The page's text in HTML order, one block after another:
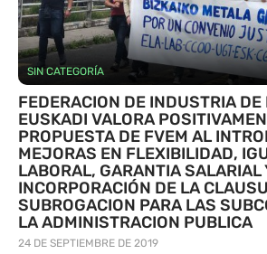
SIN CATEGORÍA
FEDERACION DE INDUSTRIA
EUSKADI VALORA
PROPUESTA DE FVEM AL
MEJORAS EN FLEXIBILIDAD,
LABORAL, GARANTIA SALARIAL
INCORPORACIÓN DE LA
SUBROGACION PARA LAS
LA ADMINISTRACION PUBLICA
24 DE SEPTIEMBRE DE 2019